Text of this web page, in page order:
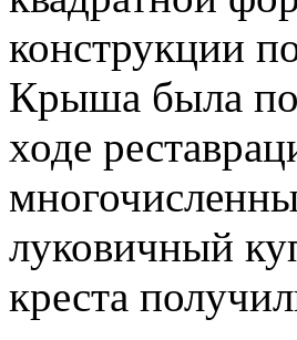
конструкции
Крыша была
ходе
луковичный
креста